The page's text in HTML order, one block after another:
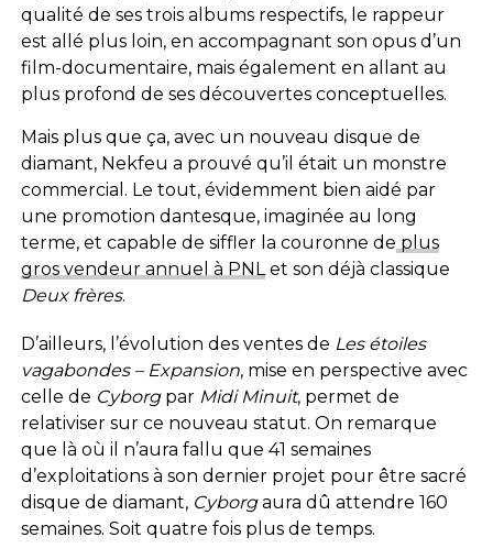
qualité de ses trois albums respectifs, le rappeur
est allé plus loin, en accompagnant son opus d’un
film-documentaire, mais également en allant au
plus profond de ses découvertes conceptuelles.
Mais plus que ça, avec un nouveau disque de
diamant, Nekfeu a prouvé qu’il était un monstre
commercial. Le tout, évidemment bien aidé par
une promotion dantesque, imaginée au long
terme, et capable de siffler la couronne de plus
gros vendeur annuel à PNL et son déjà classique
Deux frères.
D’ailleurs, l’évolution des ventes de Les étoiles
vagabondes – Expansion, mise en perspective avec
celle de Cyborgpar Midi Minuit, permet de
relativiser sur ce nouveau statut. On remarque
que là où il n’aura fallu que 41 semaines
d’exploitations à son dernier projet pour être sacré
disque de diamant, Cyborgaura dû attendre 160
semaines. Soit quatre fois plus de temps.